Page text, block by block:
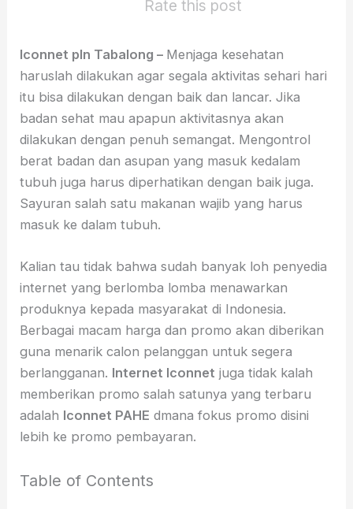
Rate this post
Iconnet pln Tabalong – Menjaga kesehatan
haruslah dilakukan agar segala aktivitas sehari hari
itu bisa dilakukan dengan baik dan lancar. Jika
badan sehat mau apapun aktivitasnya akan
dilakukan dengan penuh semangat. Mengontrol
berat badan dan asupan yang masuk kedalam
tubuh juga harus diperhatikan dengan baik juga.
Sayuran salah satu makanan wajib yang harus
masuk ke dalam tubuh.
Kalian tau tidak bahwa sudah banyak loh penyedia
internet yang berlomba lomba menawarkan
produknya kepada masyarakat di Indonesia.
Berbagai macam harga dan promo akan diberikan
guna menarik calon pelanggan untuk segera
berlangganan. Internet Iconnet juga tidak kalah
memberikan promo salah satunya yang terbaru
adalah Iconnet PAHE dmana fokus promo disini
lebih ke promo pembayaran.
Table of Contents